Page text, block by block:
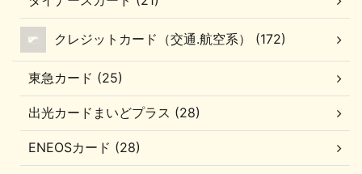
クレジットカード（交通.航空系） (172)
東急カード (25)
出光カードまいどプラス (28)
ENEOSカード (28)